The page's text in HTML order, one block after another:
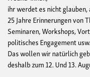
ihr werdet es nicht
25 Jahre Erinnerungen von
Seminaren, Workshops,
politisches Engagement usw.
Das wollen wir natürlich
deshalb zum 12. Und 13.